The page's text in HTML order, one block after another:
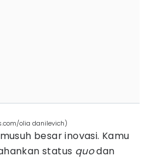
olia danilevich)
besar inovasi. Kamu
status quodan